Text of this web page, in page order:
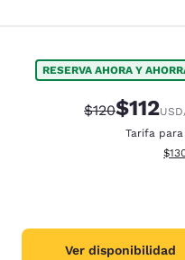
RESERVA AHORA Y
Precio
$120Precio
$112USD
Tarifa
Ver disponibilidad